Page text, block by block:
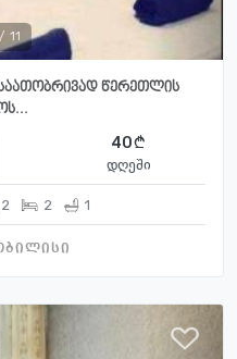
/ 11
წერეთლის
40
დღეში
2 2 1